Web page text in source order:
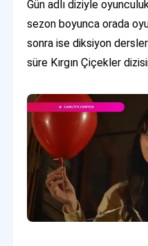
Gün adlı diziyle
sezon boyunca orada
sonra ise diksiyon
süre Kırgın Çiçekler